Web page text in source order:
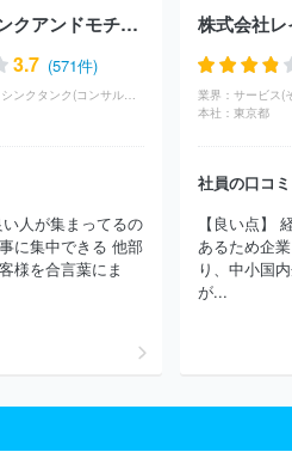
ｔｙ株式会社
電気技術開発株式
ド ＦＰサービス株式会社
ＮＯＶ
山田ビジネスコンサルティング株式会
会社ビジネスコンサルタント
山田
ズ
ＭＥＴＡＴＥＡＭ株式会社
ＤＢエウレカ株式会社
株式会社ソ
能率協会 株式会社女将塾
株式会
ンサルティング合同会社
株式会
ルティング
株式会社日立コンサ
株式会社レスメッド
株式会社ガ
株式会社リンクアンドモチベーション
3.7 (571件)
い人が集まってるの
に集中できる 他部
様を合言葉にま
業界： サービス(
本社： 東京都
社員の口コミ
【良い点】
あるため企
り、中小国
が...